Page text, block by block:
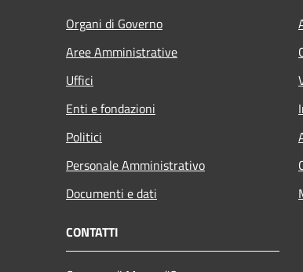
Organi di Governo
Aree Amministrative
Uffici
Enti e fondazioni
Politici
Personale Amministrativo
Documenti e dati
CONTATTI